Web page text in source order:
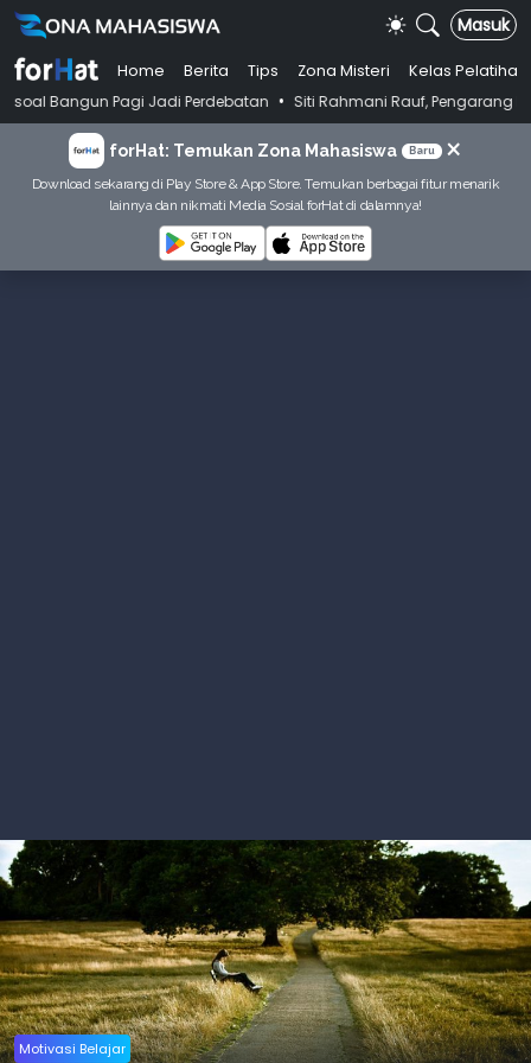
Masuk
Home Berita Tips Zona Misteri
Kelas Pelatihan
Pagi Jadi Perdebatan • Siti Rahmani Rauf, Pengarang Buku Bahasa
forHat: Temukan Zona Mahasiswa Baru ×
Download sekarang di Play Store & App Store. Temukan berbagai fitur menarik
lainnya dan nikmati Media Sosial forHat di dalamnya!
Motivasi Belajar